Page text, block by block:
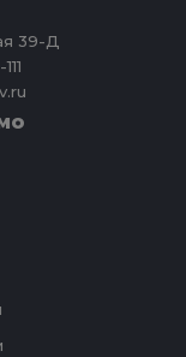
39-Д